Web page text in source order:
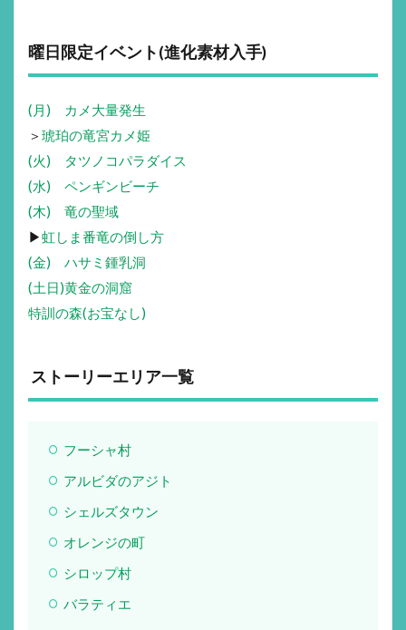
曜日限定イベント(進化素材入手)
(月) カメ大量発生
＞ 琥珀の竜宮カメ姫
(火) タツノコパラダイス
(水) ペンギンビーチ
(木) 竜の聖域
▶虹しま番竜の倒し方
(金) ハサミ鍾乳洞
(土日)黄金の洞窟
特訓の森(お宝なし)
ストーリーエリア一覧
フーシャ村
アルビダのアジト
シェルズタウン
オレンジの町
シロップ村
バラティエ